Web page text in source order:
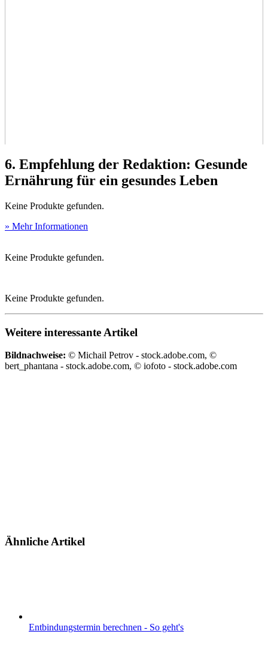
6. Empfehlung der Redaktion: Gesunde
Ernährung für ein gesundes Leben
Keine Produkte gefunden.
» Mehr Informationen
Keine Produkte gefunden.
Keine Produkte gefunden.
Weitere interessante Artikel
Bildnachweise: © Michail Petrov - stock.adobe.com, ©
bert_phantana - stock.adobe.com, © iofoto - stock.adobe.com
Ähnliche Artikel
Entbindungstermin berechnen - So geht's